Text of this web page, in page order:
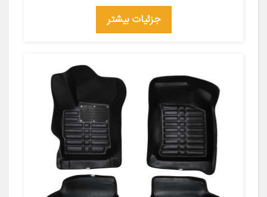
جزئیات بیشتر